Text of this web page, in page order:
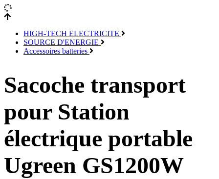
HIGH-TECH ELECTRICITE
SOURCE D'ENERGIE
Accessoires batteries
Sacoche transport
pour Station
électrique portable
Ugreen GS1200W